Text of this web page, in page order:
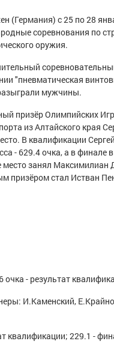
(Германия) с 25 по 28
соревнования по
оружия.
"пневматическая
мужчины.
призёр Олимпийских
из Алтайского края
В квалификации
- 629.4 очка, а в финале
место занял
призёром стал Истван
- результат
И.Каменский,
квалификации; 229.1 -